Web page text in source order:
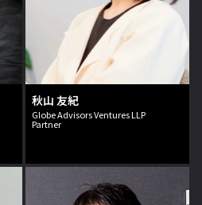
秋山 友紀
Globe Advisors Ventures LLP
Partner